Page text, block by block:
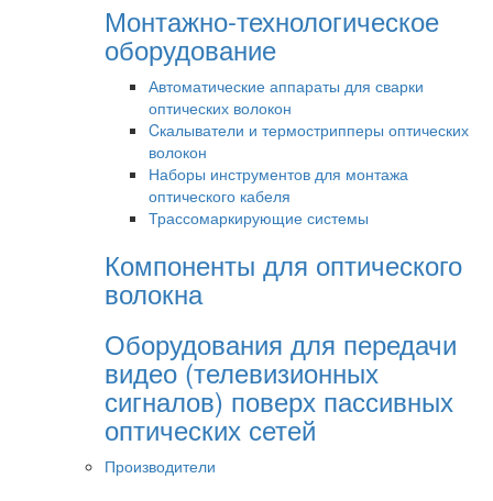
Монтажно-технологическое
оборудование
Автоматические аппараты для сварки
оптических волокон
Cкалыватели и термострипперы оптических
волокон
Наборы инструментов для монтажа
оптического кабеля
Трассомаркирующие системы
Компоненты для оптического
волокна
Оборудования для передачи
видео (телевизионных
сигналов) поверх пассивных
оптических сетей
Производители